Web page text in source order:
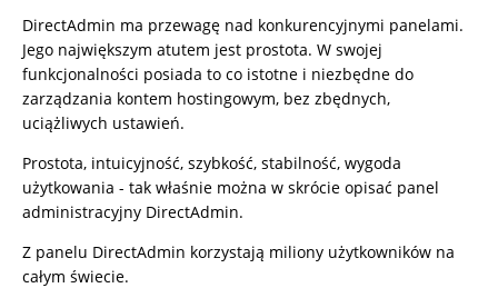
DirectAdmin ma przewagę nad konkurencyjnymi panelami.
Jego największym atutem jest prostota. W swojej
funkcjonalności posiada to co istotne i niezbędne do
zarządzania kontem hostingowym, bez zbędnych,
uciążliwych ustawień.
Prostota, intuicyjność, szybkość, stabilność, wygoda
użytkowania - tak właśnie można w skrócie opisać panel
administracyjny DirectAdmin.
Z panelu DirectAdmin korzystają miliony użytkowników na
całym świecie.